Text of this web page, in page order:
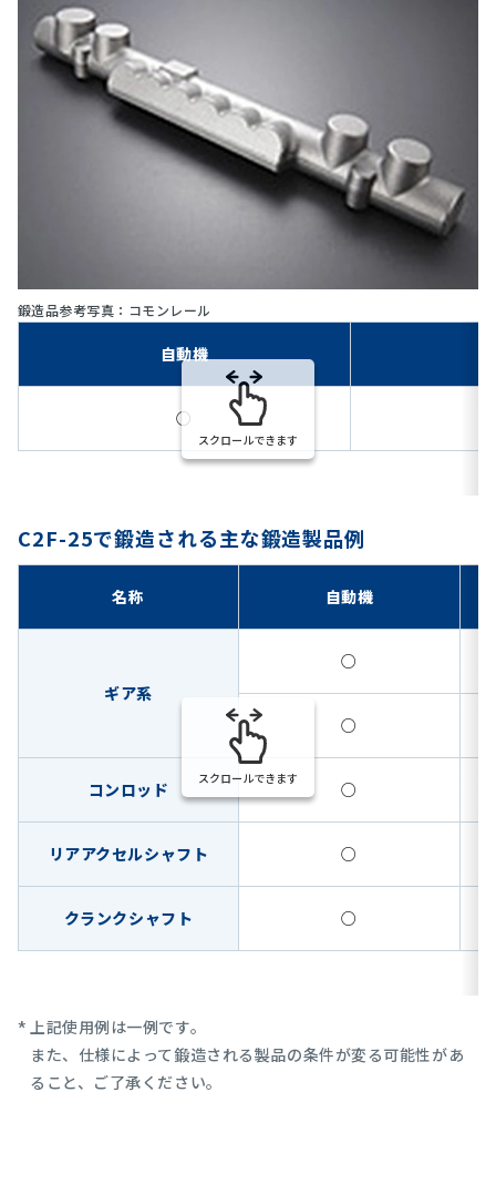
鍛造品参考写真：コモンレール
自動機
○
スクロールできます
C2F-25で鍛造される主な鍛造製品例
名称 自動機
ギア系
○
○
コンロッド ○
リアアクセルシャフト ○
クランクシャフト ○
スクロールできます
上記使用例は一例です。
また、仕様によって鍛造される製品の条件が変る可能性があ
ること、ご了承ください。